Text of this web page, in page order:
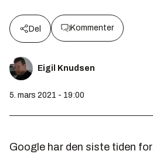
Del Kommenter
Eigil Knudsen
5. mars 2021 - 19:00
Google har den siste tiden